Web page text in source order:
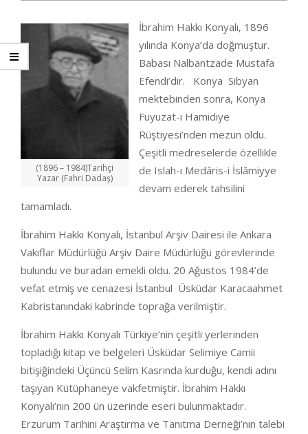
(1896 – 1984)Tarihçi
Yazar (Fahri Dadaş)
İbrahim Hakkı Konyalı, 1896
yılında Konya’da doğmuştur.
Babası Nalbantzade Mustafa
Efendi’dir. Konya Sibyan
mektebinden sonra, Konya
Fuyuzat-ı Hamidiye
Rüştiyesi’nden mezun oldu.
Çeşitli medreselerde özellikle
de Islah-ı Medâris-i İslâmiyye
devam ederek tahsilini
tamamladı.
İbrahim Hakkı Konyalı, İstanbul Arşiv Dairesi ile Ankara
Vakıflar Müdürlüğü Arşiv Daire Müdürlüğü görevlerinde
bulundu ve buradan emekli oldu. 20 Ağustos 1984’de
vefat etmiş ve cenazesi İstanbul Üsküdar Karacaahmet
Kabristanındaki kabrinde toprağa verilmiştir.
İbrahim Hakkı Konyalı Türkiye’nin çeşitli yerlerinden
topladığı kitap ve belgeleri Üsküdar Selimiye Camii
bitişiğindeki Üçüncü Selim Kasrında kurduğu, kendi adını
taşıyan Kütüphaneye vakfetmiştir. İbrahim Hakkı
Konyalı’nın 200 ün üzerinde eseri bulunmaktadır.
Erzurum Tarihini Araştırma ve Tanıtma Derneği’nin talebi